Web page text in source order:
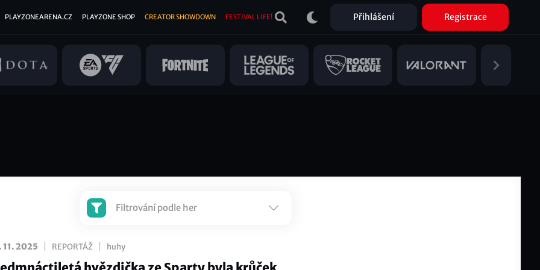
Přihlášení Registrace
PLAYZONEARENA.CZ PLAYZONE SHOP CREATOR SHOWDOWN FESTIVAL LIFE!
Filtrování podle her
11. 2025 REPORTÁŽ huhy